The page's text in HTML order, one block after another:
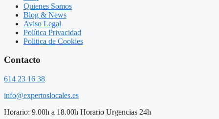
Quienes Somos
Blog & News
Aviso Legal
Política Privacidad
Politica de Cookies
Contacto
614 23 16 38
info@expertoslocales.es
Horario: 9.00h a 18.00h Horario Urgencias 24h